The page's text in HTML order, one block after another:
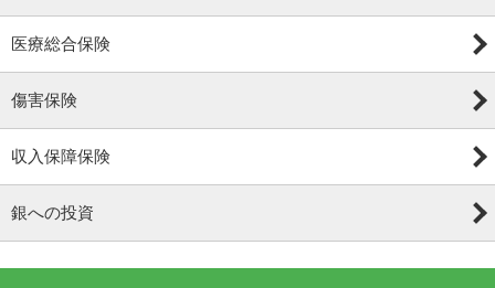
医療総合保険
傷害保険
収入保障保険
銀への投資